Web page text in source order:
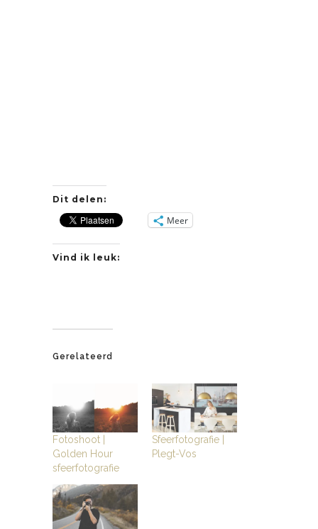
Dit delen:
Meer
Vind ik leuk:
Gerelateerd
Fotoshoot |
Golden Hour
sfeerfotografie
Sfeerfotografie |
Plegt-Vos